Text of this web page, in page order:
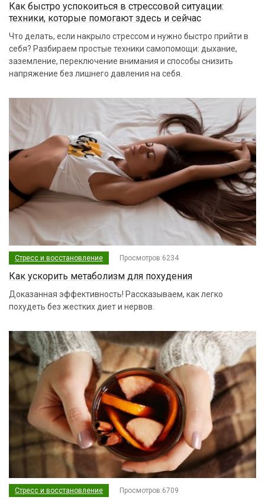
Как быстро успокоиться в стрессовой ситуации:
техники, которые помогают здесь и сейчас
Что делать, если накрыло стрессом и нужно быстро прийти в
себя? Разбираем простые техники самопомощи: дыхание,
заземление, переключение внимания и способы снизить
напряжение без лишнего давления на себя.
Стресс и восстановление Просмотров:6234
Как ускорить метаболизм для похудения
Доказанная эффективность! Рассказываем, как легко
похудеть без жестких диет и нервов.
Стресс и восстановление Просмотров:6709